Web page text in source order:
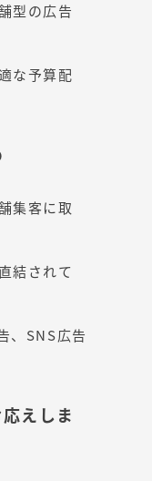
型の広告
な予算配
集客に取
結されて
、SNS広告
えしま